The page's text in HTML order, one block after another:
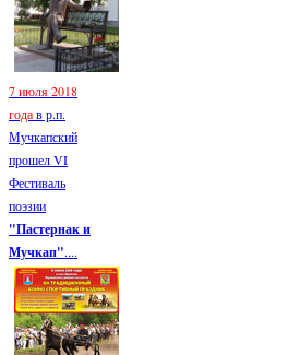
7 июля 2018
годав р.п.
Мучкапский
прошел VI
Фестиваль
поэзии
"Пастернак и
Мучкап"....